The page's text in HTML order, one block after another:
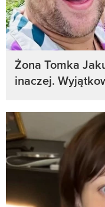
Żona Tomka
inaczej.